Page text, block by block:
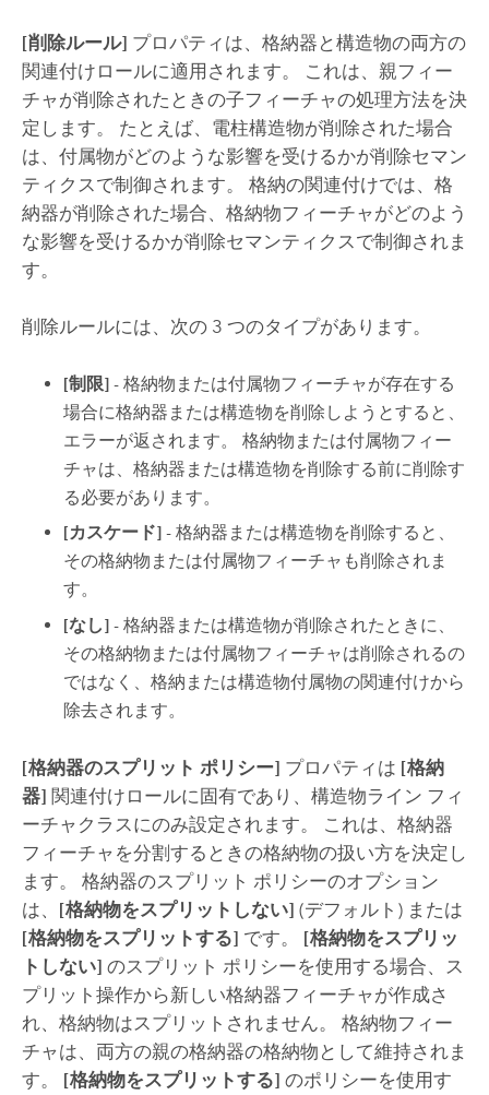
[削除ルール] プロパティは、格納器と構造物の両方の
関連付けロールに適用されます。 これは、親フィー
チャが削除されたときの子フィーチャの処理方法を決
定します。 たとえば、電柱構造物が削除された場合
は、付属物がどのような影響を受けるかが削除セマン
ティクスで制御されます。 格納の関連付けでは、格
納器が削除された場合、格納物フィーチャがどのよう
な影響を受けるかが削除セマンティクスで制御されま
す。
削除ルールには、次の 3 つのタイプがあります。
[制限] - 格納物または付属物フィーチャが存在する
場合に格納器または構造物を削除しようとすると、
エラーが返されます。 格納物または付属物フィー
チャは、格納器または構造物を削除する前に削除す
る必要があります。
[カスケード] - 格納器または構造物を削除すると、
その格納物または付属物フィーチャも削除されま
す。
[なし] - 格納器または構造物が削除されたときに、
その格納物または付属物フィーチャは削除されるの
ではなく、格納または構造物付属物の関連付けから
除去されます。
[格納器のスプリット ポリシー] プロパティは [格納
器] 関連付けロールに固有であり、構造物ライン フィ
ーチャクラスにのみ設定されます。 これは、格納器
フィーチャを分割するときの格納物の扱い方を決定し
ます。 格納器のスプリット ポリシーのオプション
は、 [格納物をスプリットしない] (デフォルト) または
[格納物をスプリットする] です。 [格納物をスプリッ
トしない] のスプリット ポリシーを使用する場合、ス
プリット操作から新しい格納器フィーチャが作成さ
れ、格納物はスプリットされません。 格納物フィー
チャは、両方の親の格納器の格納物として維持されま
す。 [格納物をスプリットする] のポリシーを使用す